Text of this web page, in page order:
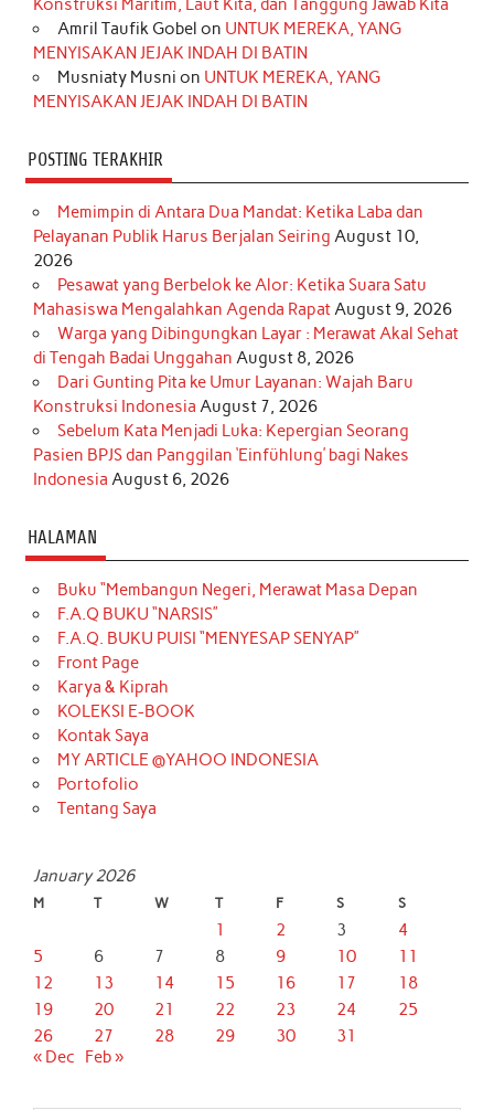
k
a
m
s
t
n
Konstruksi Maritim, Laut Kita, dan Tanggung Jawab Kita
Amril Taufik Gobel on UNTUK MEREKA, YANG
MENYISAKAN JEJAK INDAH DI BATIN
Musniaty Musni on UNTUK MEREKA, YANG
MENYISAKAN JEJAK INDAH DI BATIN
POSTING TERAKHIR
Memimpin di Antara Dua Mandat: Ketika Laba dan
Pelayanan Publik Harus Berjalan Seiring August 10,
2026
Pesawat yang Berbelok ke Alor: Ketika Suara Satu
Mahasiswa Mengalahkan Agenda RapatAugust 9, 2026
Warga yang Dibingungkan Layar : Merawat Akal Sehat
di Tengah Badai Unggahan August 8, 2026
Dari Gunting Pita ke Umur Layanan: Wajah Baru
Konstruksi Indonesia August 7, 2026
Sebelum Kata Menjadi Luka: Kepergian Seorang
Pasien BPJS dan Panggilan ‘Einfühlung’ bagi Nakes
Indonesia August 6, 2026
HALAMAN
Buku “Membangun Negeri, Merawat Masa Depan
F.A.Q BUKU “NARSIS”
F.A.Q. BUKU PUISI “MENYESAP SENYAP”
Front Page
Karya & Kiprah
KOLEKSI E-BOOK
Kontak Saya
MY ARTICLE @YAHOO INDONESIA
Portofolio
Tentang Saya
January 2026
M T W T F S S
1 2 3
4
5
6 7 8 9 10
11
12
13 14 15 16 17
18
19
20 21 22 23 24
25
26
27 28 29 30
31
« Dec
Feb »